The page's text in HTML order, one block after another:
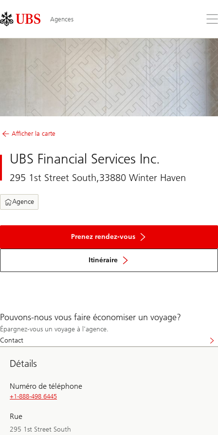
Links
Area
Agences
le
Afficher la carte
UBS Financial Services Inc.
295 1st Street South,33880 Winter Haven
Agence
Prenez rendez-vous
Itinéraire
Pouvons-nous vous faire économiser un voyage?
Épargnez-vous un voyage à l'agence.
Contact
Détails
Numéro de téléphone
+1-888-498 6445
Rue
295 1st Street South